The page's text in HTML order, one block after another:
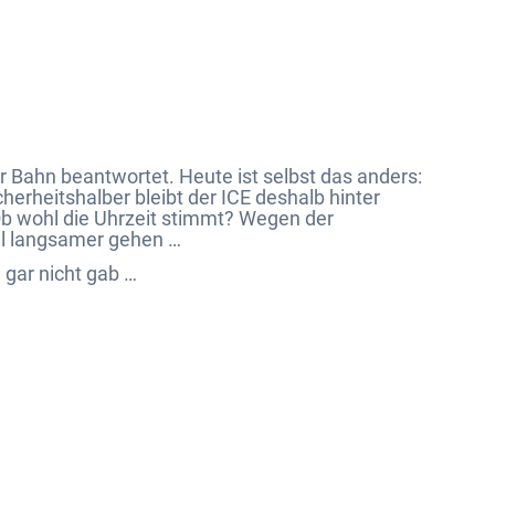
beantwortet. Heute ist selbst das anders:
bleibt der ICE deshalb hinter
wohl die Uhrzeit stimmt? Wegen der
langsamer gehen …
nicht gab …